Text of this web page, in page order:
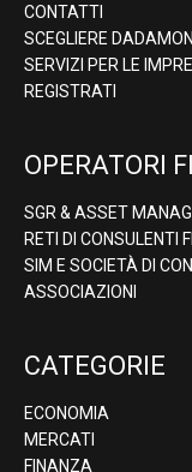
CONTATTI
SCEGLIERE
SERVIZI PER LE
REGISTRATI
OPERATORI
SGR & ASSET
RETI DI CONSULENTI
SIM E SOCIETÀ DI
ASSOCIAZIONI
CATEGORIE
ECONOMIA
MERCATI
FINANZA